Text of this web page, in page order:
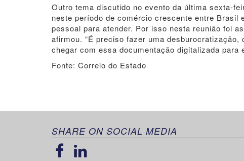
Outro tema discutido no evento da última sexta-
neste período de comércio crescente entre Brasil
pessoal para atender. Por isso nesta reunião foi
afirmou. “É preciso fazer uma
chegar com essa documentação digitalizada para
Fonte: Correio do Estado
SHARE ON SOCIAL MEDIA